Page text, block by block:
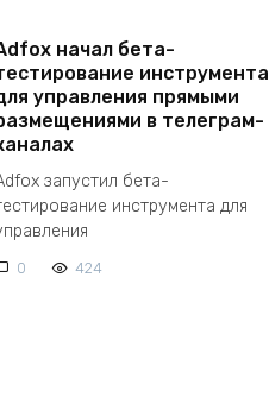
начал бета-
инструмента
управления прямыми
в телеграм-
запустил бета-
инструмента для
0 424